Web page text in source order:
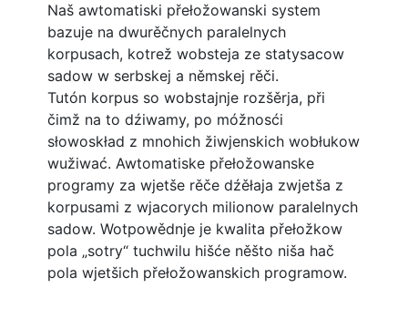
Naš awtomatiski přełožowanski system
bazuje na dwurěčnych paralelnych
korpusach, kotrež wobsteja ze statysacow
sadow w serbskej a němskej rěči.
Tutón korpus so wobstajnje rozšěrja, při
čimž na to dźiwamy, po móžnosći
słowoskład z mnohich žiwjenskich wobłukow
wužiwać. Awtomatiske přełožowanske
programy za wjetše rěče dźěłaja zwjetša z
korpusami z wjacorych milionow paralelnych
sadow. Wotpowědnje je kwalita přełožkow
pola „sotry“ tuchwilu hišće něšto niša hač
pola wjetšich přełožowanskich programow.